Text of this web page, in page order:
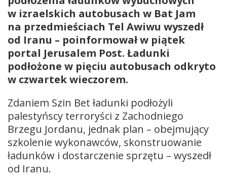
w izraelskich autobusach w Bat Jam
na przedmieściach Tel Awiwu wyszedł
od Iranu – poinformował w piątek
portal Jerusalem Post. Ładunki
podłożone w pięciu autobusach odkryto
w czwartek wieczorem.
Zdaniem Szin Bet ładunki podłożyli
palestyńscy terroryści z Zachodniego
Brzegu Jordanu, jednak plan – obejmujący
szkolenie wykonawców, skonstruowanie
ładunków i dostarczenie sprzętu – wyszedł
od Iranu.